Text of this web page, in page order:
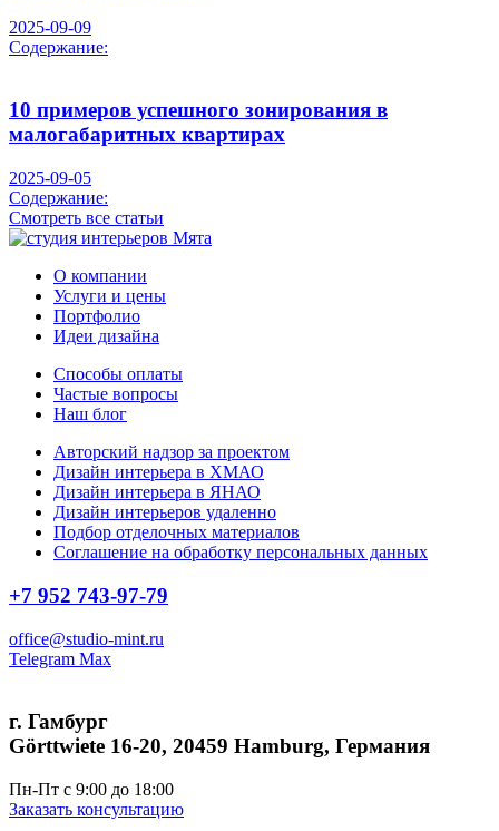
2025-09-09
Содержание:
10 примеров успешного зонирования в
малогабаритных квартирах
2025-09-05
Содержание:
Смотреть все статьи
О компании
Услуги и цены
Портфолио
Идеи дизайна
Способы оплаты
Частые вопросы
Наш блог
Авторский надзор за проектом
Дизайн интерьера в ХМАО
Дизайн интерьера в ЯНАО
Дизайн интерьеров удаленно
Подбор отделочных материалов
Соглашение на обработку персональных данных
+7 952 743-97-79
office@studio-mint.ru
Telegram Max
г. Гамбург
Görttwiete 16-20, 20459 Hamburg, Германия
Пн-Пт с 9:00 до 18:00
Заказать консультацию